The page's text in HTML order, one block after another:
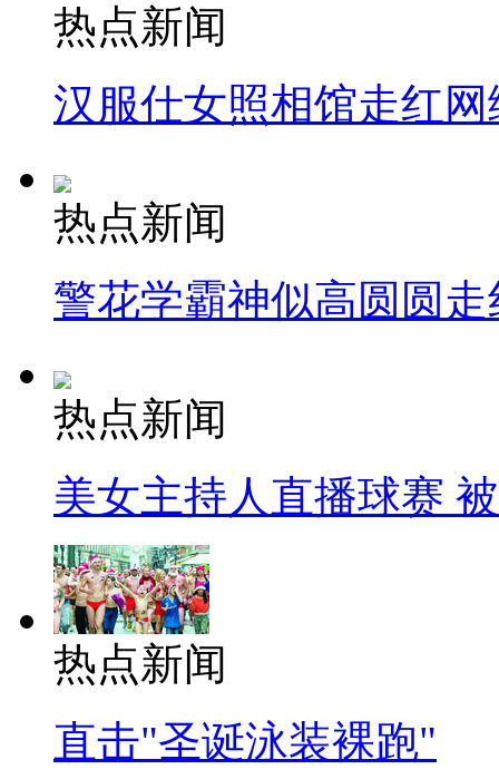
热点新闻
汉服仕女照相馆走红网
热点新闻
警花学霸神似高圆圆走
热点新闻
美女主持人直播球赛
热点新闻
直击"圣诞泳装裸跑"